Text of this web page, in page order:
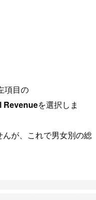
項目の
Revenueを選択しま
が、これで男女別の総